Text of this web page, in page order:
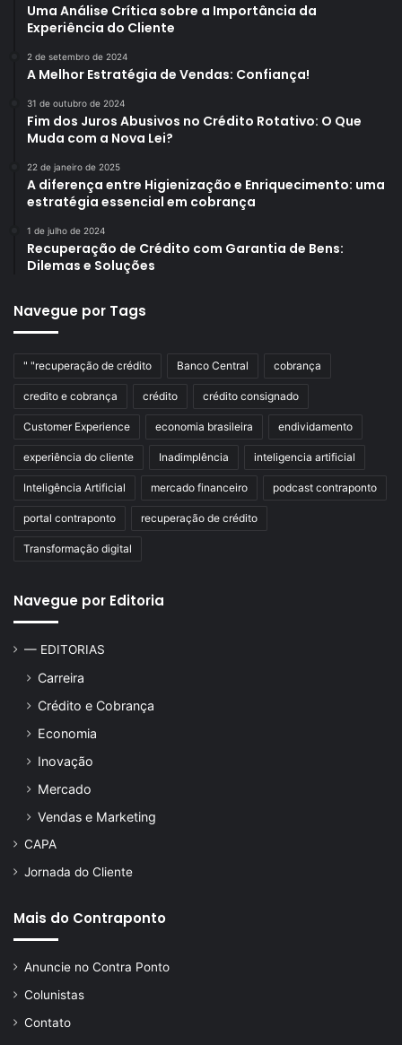
Uma Análise Crítica sobre a Importância da
Experiência do Cliente
2 de setembro de 2024
A Melhor Estratégia de Vendas: Confiança!
31 de outubro de 2024
Fim dos Juros Abusivos no Crédito Rotativo: O Que
Muda com a Nova Lei?
22 de janeiro de 2025
A diferença entre Higienização e Enriquecimento: uma
estratégia essencial em cobrança
1 de julho de 2024
Recuperação de Crédito com Garantia de Bens:
Dilemas e Soluções
Navegue por Tags
" "recuperação de crédito Banco Central cobrança
credito e cobrança crédito crédito consignado
Customer Experience economia brasileira endividamento
experiência do cliente Inadimplência inteligencia artificial
Inteligência Artificial mercado financeiro podcast contraponto
portal contraponto recuperação de crédito
Transformação digital
Navegue por Editoria
— EDITORIAS
Carreira
Crédito e Cobrança
Economia
Inovação
Mercado
Vendas e Marketing
CAPA
Jornada do Cliente
Mais do Contraponto
Anuncie no Contra Ponto
Colunistas
Contato